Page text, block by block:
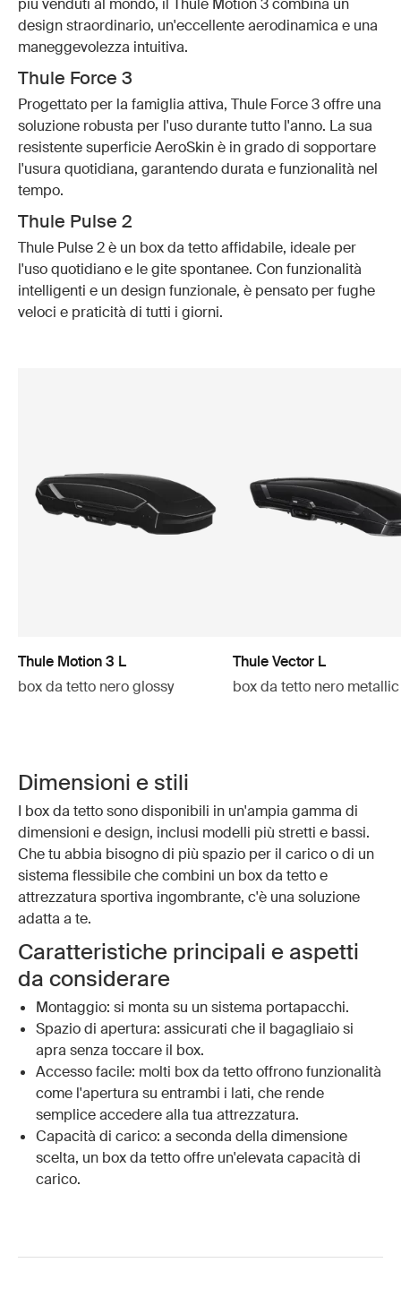
design straordinario, un'eccellente aerodinamica e una
maneggevolezza intuitiva.
Thule Force 3
Progettato per la famiglia attiva, Thule Force 3 offre una
soluzione robusta per l'uso durante tutto l'anno. La sua
resistente superficie AeroSkin è in grado di sopportare
l'usura quotidiana, garantendo durata e funzionalità nel
tempo.
Thule Pulse 2
Thule Pulse 2 è un box da tetto affidabile, ideale per
l'uso quotidiano e le gite spontanee. Con funzionalità
intelligenti e un design funzionale, è pensato per fughe
veloci e praticità di tutti i giorni.
Thule Motion 3 L
box da tetto nero glossy
Thule Vector L
box da tetto nero metallic
Dimensioni e stili
I box da tetto sono disponibili in un'ampia gamma di
dimensioni e design, inclusi modelli più stretti e bassi.
Che tu abbia bisogno di più spazio per il carico o di un
sistema flessibile che combini un box da tetto e
attrezzatura sportiva ingombrante, c'è una soluzione
adatta a te.
Caratteristiche principali e aspetti
da considerare
Montaggio: si monta su un sistema portapacchi.
Spazio di apertura: assicurati che il bagagliaio si
apra senza toccare il box.
Accesso facile: molti box da tetto offrono funzionalità
come l'apertura su entrambi i lati, che rende
semplice accedere alla tua attrezzatura.
Capacità di carico: a seconda della dimensione
scelta, un box da tetto offre un'elevata capacità di
carico.